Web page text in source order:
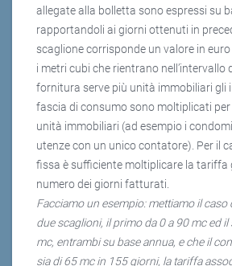
allegate alla bolletta sono espressi su
rapportandoli ai giorni ottenuti in
scaglione corrisponde un valore in
i metri cubi che rientrano nell’intervallo
fornitura serve più unità immobiliari gli
fascia di consumo sono moltiplicati per
unità immobiliari (ad esempio i
utenze con un unico contatore). Per il
fissa è sufficiente moltiplicare la tariffa
numero dei giorni fatturati.
Facciamo un esempio: mettiamo il caso
due scaglioni, il primo da 0 a 90 mc ed
mc, entrambi su base annua, e che il
sia di 65 mc in 155 giorni, la tariffa